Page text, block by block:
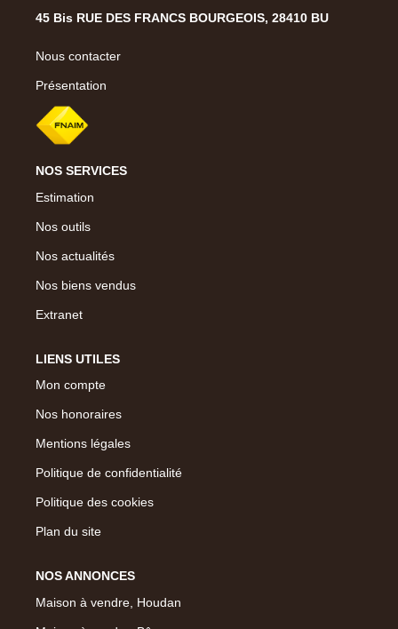
EXTRANET
45 Bis RUE DES FRANCS BOURGEOIS, 28410 BU
Nous contacter
Présentation
NOS SERVICES
Estimation
Nos outils
Nos actualités
Nos biens vendus
Extranet
LIENS UTILES
Mon compte
Nos honoraires
Mentions légales
Politique de confidentialité
Politique des cookies
Plan du site
NOS ANNONCES
Maison à vendre, Houdan